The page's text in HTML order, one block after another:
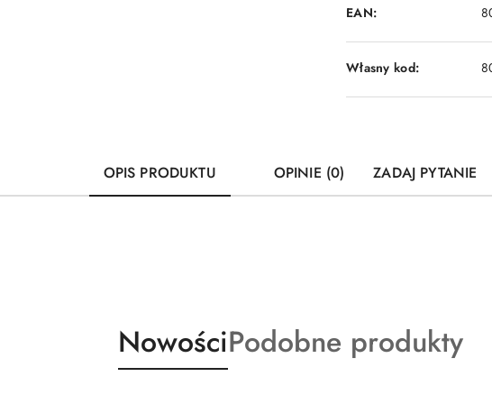
EAN:
Własny kod:
OPIS PRODUKTU OPINIE (0) ZADAJ PYTANIE
Produkty
o
NowościProdukty
o
Podobne produkty